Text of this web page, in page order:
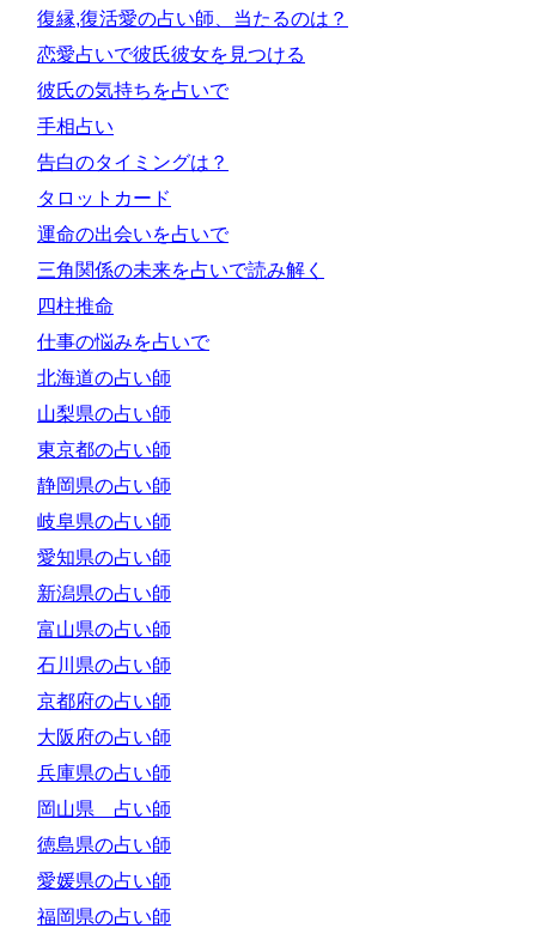
復縁,復活愛の占い師、当たるのは？
恋愛占いで彼氏彼女を見つける
彼氏の気持ちを占いで
手相占い
告白のタイミングは？
タロットカード
運命の出会いを占いで
三角関係の未来を占いで読み解く
四柱推命
仕事の悩みを占いで
北海道の占い師
山梨県の占い師
東京都の占い師
静岡県の占い師
岐阜県の占い師
愛知県の占い師
新潟県の占い師
富山県の占い師
石川県の占い師
京都府の占い師
大阪府の占い師
兵庫県の占い師
岡山県 占い師
徳島県の占い師
愛媛県の占い師
福岡県の占い師